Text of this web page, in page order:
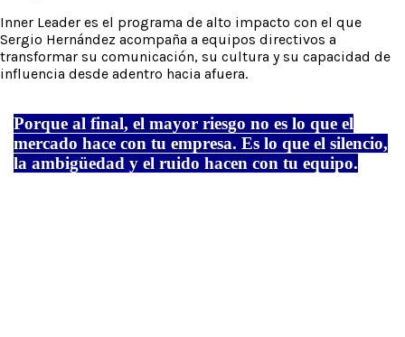
Inner Leader es el programa de alto impacto con el que
Sergio Hernández acompaña a equipos directivos a
transformar su comunicación, su cultura y su capacidad de
influencia desde adentro hacia afuera.
Porque al final, el mayor riesgo no es lo que el
mercado hace con tu empresa. Es lo que el silencio,
la ambigüedad y el ruido hacen con tu equipo.